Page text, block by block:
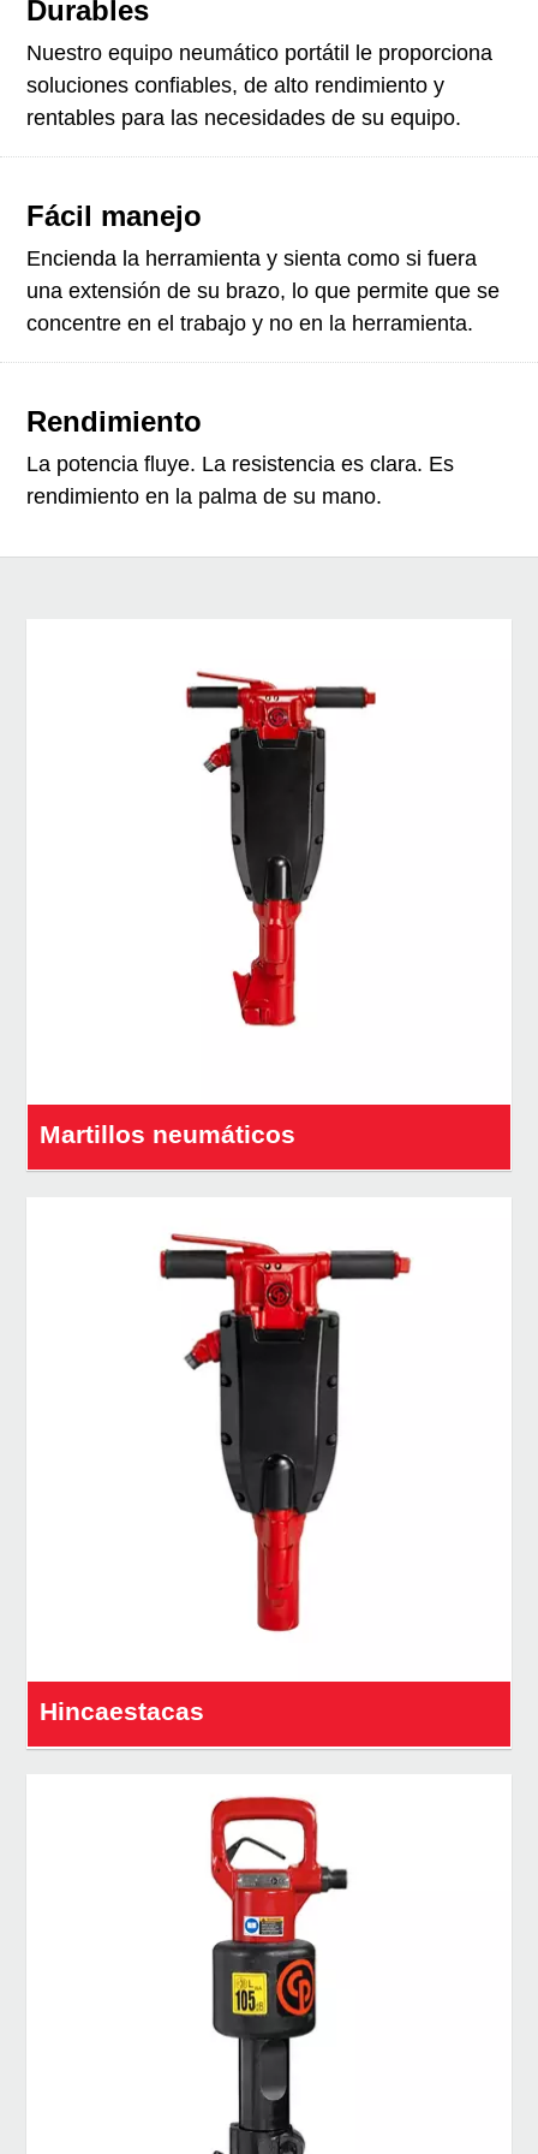
Durables
Nuestro equipo neumático portátil le proporciona
soluciones confiables, de alto rendimiento y
rentables para las necesidades de su equipo.
Fácil manejo
Encienda la herramienta y sienta como si fuera
una extensión de su brazo, lo que permite que se
concentre en el trabajo y no en la herramienta.
Rendimiento
La potencia fluye. La resistencia es clara. Es
rendimiento en la palma de su mano.
Martillos neumáticos
Hincaestacas